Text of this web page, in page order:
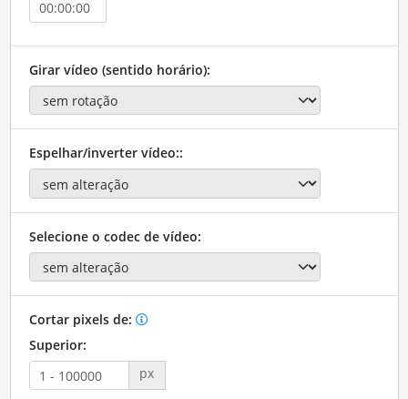
Girar vídeo (sentido horário):
Espelhar/inverter vídeo::
Selecione o codec de vídeo:
Cortar pixels de:
Superior:
px